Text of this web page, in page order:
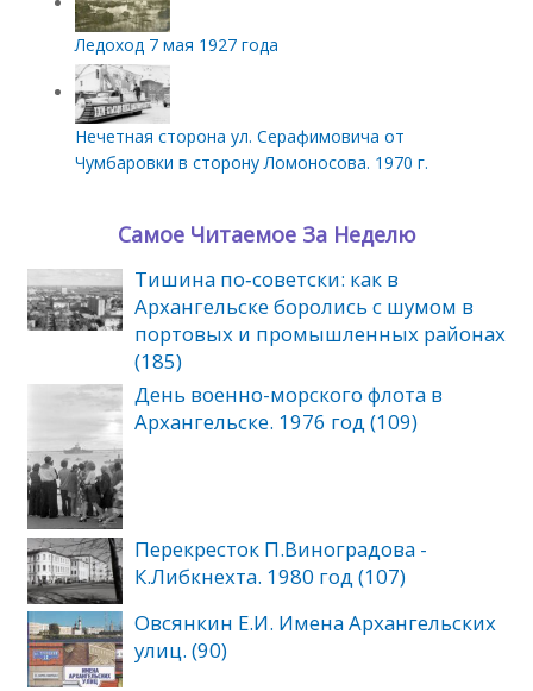
Ледоход 7 мая 1927 года
Нечетная сторона ул. Серафимовича от
Чумбаровки в сторону Ломоносова. 1970 г.
Самое Читаемое За Неделю
Тишина по‑советски: как в
Архангельске боролись с шумом в
портовых и промышленных районах
(185)
День военно-морского флота в
Архангельске. 1976 год (109)
Перекресток П.Виноградова -
К.Либкнехта. 1980 год (107)
Овсянкин Е.И. Имена Архангельских
улиц. (90)